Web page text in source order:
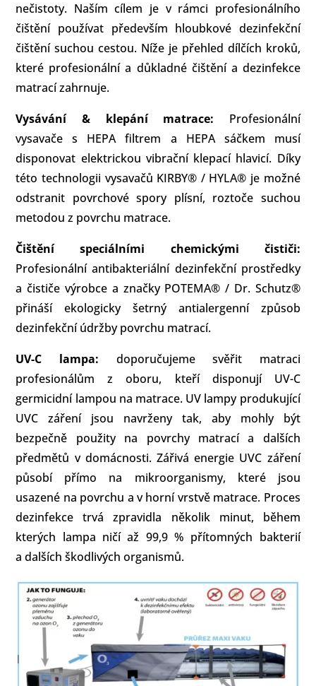
nečistoty. Naším cílem je v rámci profesionálního
čištění používat především hloubkové dezinfekční
čištění suchou cestou. Níže je přehled dílčích kroků,
které profesionální a důkladné čištění a dezinfekce
matrací zahrnuje.
Vysávání & klepání matrace: Profesionální
vysavače s HEPA filtrem a HEPA sáčkem musí
disponovat elektrickou vibrační klepací hlavicí. Díky
této technologii vysavačů KIRBY® / HYLA® je možné
odstranit povrchové spory plísní, roztoče suchou
metodou z povrchu matrace.
Čištění speciálními chemickými čističi:
Profesionální antibakteriální dezinfekční prostředky
a čističe výrobce a značky POTEMA® / Dr. Schutz®
přináší ekologicky šetrný antialergenní způsob
dezinfekční údržby povrchu matrací.
UV-C lampa: doporučujeme svěřit matraci
profesionálům z oboru, kteří disponují UV-C
germicidní lampou na matrace. UV lampy produkující
UVC záření jsou navrženy tak, aby mohly být
bezpečně použity na povrchy matrací a dalších
předmětů v domácnosti. Zářivá energie UVC záření
působí přímo na mikroorganismy, které jsou
usazené na povrchu a v horní vrstvě matrace. Proces
dezinfekce trvá zpravidla několik minut, během
kterých lampa ničí až 99,9 % přítomných bakterií
a dalších škodlivých organismů.